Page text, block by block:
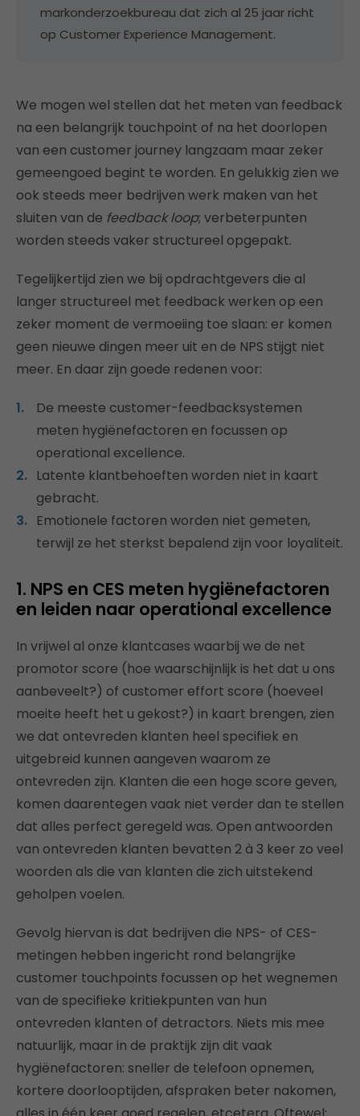
markonderzoekbureau dat zich al 25 jaar richt
op Customer Experience Management.
We mogen wel stellen dat het meten van feedback
na een belangrijk touchpoint of na het doorlopen
van een customer journey langzaam maar zeker
gemeengoed begint te worden. En gelukkig zien we
ook steeds meer bedrijven werk maken van het
sluiten van de feedback loop; verbeterpunten
worden steeds vaker structureel opgepakt.
Tegelijkertijd zien we bij opdrachtgevers die al
langer structureel met feedback werken op een
zeker moment de vermoeiing toe slaan: er komen
geen nieuwe dingen meer uit en de NPS stijgt niet
meer. En daar zijn goede redenen voor:
De meeste customer-feedbacksystemen
meten hygiënefactoren en focussen op
operational excellence.
Latente klantbehoeften worden niet in kaart
gebracht.
Emotionele factoren worden niet gemeten,
terwijl ze het sterkst bepalend zijn voor loyaliteit.
1. NPS en CES meten hygiënefactoren
en leiden naar operational excellence
In vrijwel al onze klantcases waarbij we de net
promotor score (hoe waarschijnlijk is het dat u ons
aanbeveelt?) of customer effort score (hoeveel
moeite heeft het u gekost?) in kaart brengen, zien
we dat ontevreden klanten heel specifiek en
uitgebreid kunnen aangeven waarom ze
ontevreden zijn. Klanten die een hoge score geven,
komen daarentegen vaak niet verder dan te stellen
dat alles perfect geregeld was. Open antwoorden
van ontevreden klanten bevatten 2 à 3 keer zo veel
woorden als die van klanten die zich uitstekend
geholpen voelen.
Gevolg hiervan is dat bedrijven die NPS- of CES-
metingen hebben ingericht rond belangrijke
customer touchpoints focussen op het wegnemen
van de specifieke kritiekpunten van hun
ontevreden klanten of detractors. Niets mis mee
natuurlijk, maar in de praktijk zijn dit vaak
hygiënefactoren: sneller de telefoon opnemen,
kortere doorlooptijden, afspraken beter nakomen,